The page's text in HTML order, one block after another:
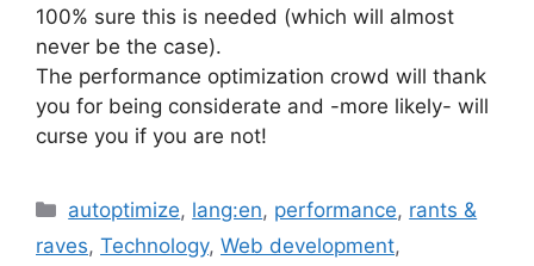
100% sure this is needed (which will almost
never be the case).
The performance optimization crowd will thank
you for being considerate and -more likely- will
curse you if you are not!
Categories
autoptimize, lang:en, performance, rants &
raves, Technology, Web development,